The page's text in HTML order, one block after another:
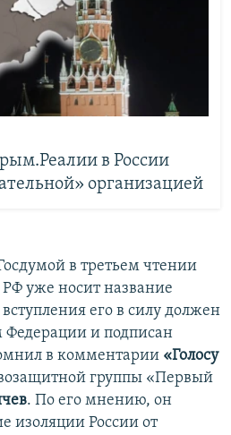
в России
организацией
в третьем чтении
уже носит название
его в силу должен
Федерации и подписан
в комментарии «Голосу
группы «Первый
. По его мнению, он
изоляции России от